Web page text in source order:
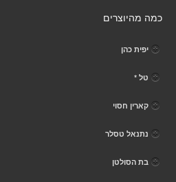
כמה מהיוצרים
יפית כהן
טל *
קארין חסוי
נתנאל טסלר
בת הסולטן